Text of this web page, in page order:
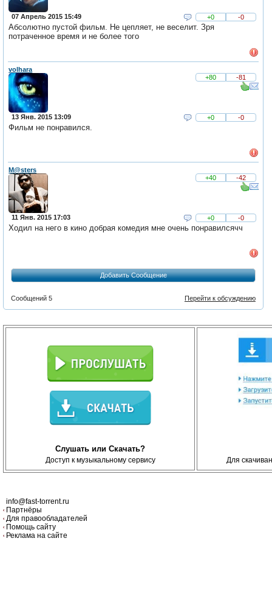
07 Апрель 2015 15:49 +0 -0
Абсолютно пустой фильм. Не цепляет, не веселит. Зря
потраченное время и не более того
volhara
+80
-81
13 Янв. 2015 13:09 +0 -0
Фильм не понравился.
M@sters
+40
-42
11 Янв. 2015 17:03 +0 -0
Ходил на него в кино добрая комедия мне очень понравилсячч
Добавить Сообщение
Сообщений 5 Перейти к обсуждению
Слушать или Скачать?
Доступ к музыкальному сервису Для
info@fast-torrent.ru
Партнёры
Для правообладателей
Помощь сайту
Реклама на сайте